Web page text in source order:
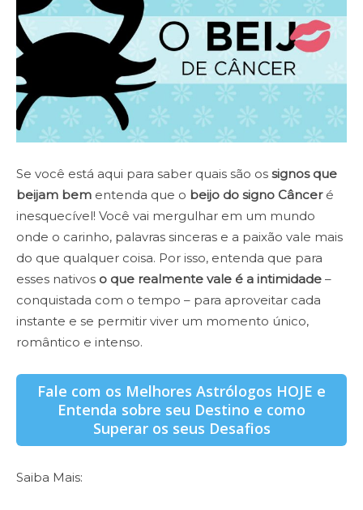
Se você está aqui para saber quais são os signos que
beijam bem entenda que o beijo do signo Câncer é
inesquecível! Você vai mergulhar em um mundo
onde o carinho, palavras sinceras e a paixão vale mais
do que qualquer coisa. Por isso, entenda que para
esses nativos o que realmente vale é a intimidade –
conquistada com o tempo – para aproveitar cada
instante e se permitir viver um momento único,
romântico e intenso.
Fale com os Melhores Astrólogos HOJE e
Entenda sobre seu Destino e como
Superar os seus Desafios
Saiba Mais: